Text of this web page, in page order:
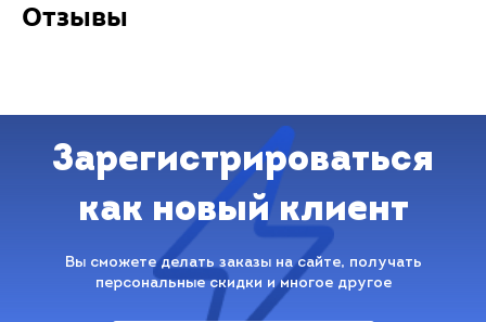
Отзывы
Зарегистрироваться
как новый клиент
Вы сможете делать заказы на сайте, получать
персональные скидки и многое другое